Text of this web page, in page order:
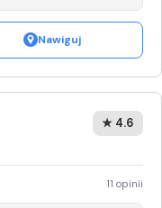
Nawiguj
★ 4.6
11 opinii